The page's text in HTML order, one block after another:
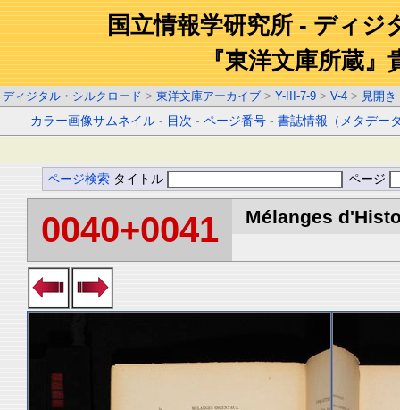
国立情報学研究所 - ディジ
『東洋文庫所蔵』
ディジタル・シルクロード > 東洋文庫アーカイブ > Y-III-7-9 > V-4 > 見開き
カラー画像サムネイル - 目次 -ページ番号 -書誌情報（メタデー
ページ検索 タイトル ページ
0040+0041 Mélanges